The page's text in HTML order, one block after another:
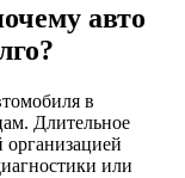
авто
в
Длительное
организацией
или